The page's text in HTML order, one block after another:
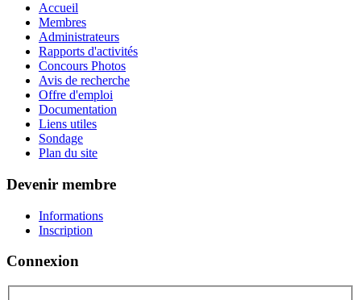
Accueil
Membres
Administrateurs
Rapports d'activités
Concours Photos
Avis de recherche
Offre d'emploi
Documentation
Liens utiles
Sondage
Plan du site
Devenir membre
Informations
Inscription
Connexion